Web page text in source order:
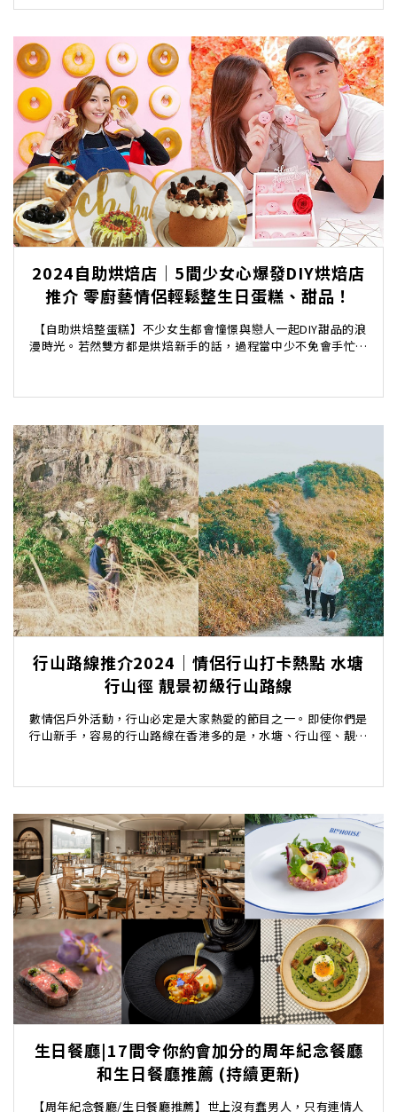
2024自助烘焙店｜5間少女心爆發DIY烘焙店
推介 零廚藝情侶輕鬆整生日蛋糕、甜品！
​ 【自助烘焙整蛋糕】不少女生都會憧憬與戀人一起DIY甜品的浪
漫時光。若然雙方都是烘焙新手的話，過程當中少不免會手忙腳
行山路線推介2024｜情侶行山打卡熱點 水塘
行山徑 靚景初級行山路線
數情侶戶外活動，行山必定是大家熱愛的節目之一。即使你們是
行山新手，容易的行山路線在香港多的是，水塘、行山徑、靚景
生日餐廳|17間令你約會加分的周年紀念餐廳
和生日餐廳推薦 (持續更新)
【周年紀念餐廳/生日餐廳推薦】世上沒有蠢男人，只有連情人